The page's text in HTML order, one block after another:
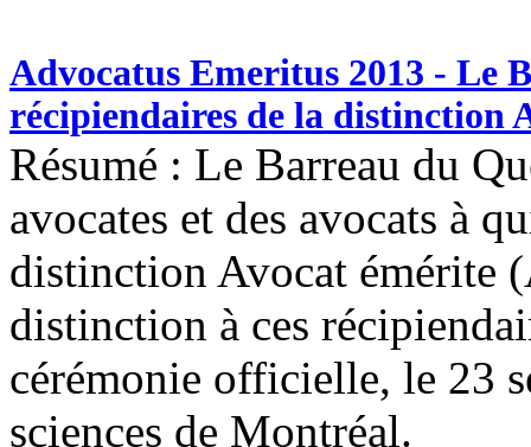
Advocatus Emeritus 2013 - Le
récipiendaires de la distinction
Résumé : Le Barreau du
avocates et des avocats à
distinction Avocat émérite
distinction à ces
cérémonie officielle, le 23
sciences de Montréal.